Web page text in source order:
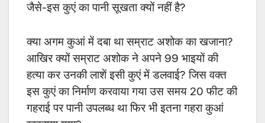
जैसे-इस कुएं का पानी सूखता क्यों नहीं है?
क्या अगम कुआं में दबा था सम्राट अशोक का खजाना?
आखिर क्यों सम्राट अशोक ने अपने 99 भाइयों की
हत्या कर उनकी लाशें इसी कुएं में डलवाई? जिस वक्त
इस कुएं का निर्माण करवाया गया उस समय 20 फीट की
गहराई पर पानी उपलब्ध था फिर भी इतना गहरा कुआं